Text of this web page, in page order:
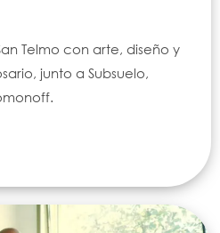
Telmo con arte, diseño y
junto a Subsuelo,